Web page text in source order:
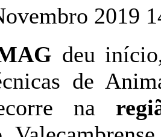
2019
deu
de
na